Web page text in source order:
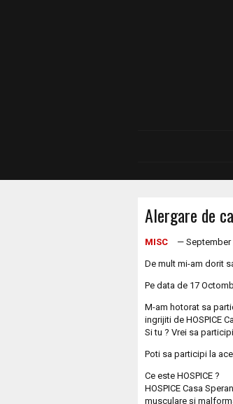
Alergare de
MISC — September
De mult mi-am dorit
Pe data de 17
M-am hotorat sa
ingrijiti de HOSPICE
Si tu ? Vrei sa
Poti sa participi la
Ce este HOSPICE ?
HOSPICE Casa
musculare şi